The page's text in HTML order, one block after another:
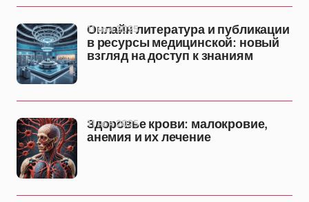
Онлайн литература и публикации
в ресурсы медицинской: новый
взгляд на доступ к знаниям
11 ноя 2025
Здоровье крови: малокровие,
анемия и их лечение
11 ноя 2025